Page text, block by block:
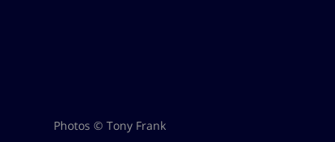
Photos © Tony Frank